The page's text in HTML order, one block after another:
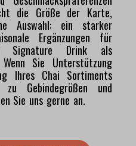
die Größe der Karte,
Auswahl: ein starker
Ergänzungen für
Signature Drink als
Wenn Sie Unterstützung
Ihres Chai Sortiments
Gebindegrößen und
Sie uns gerne an.